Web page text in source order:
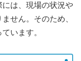
には、現場の状況や
せん。そのため、
います。